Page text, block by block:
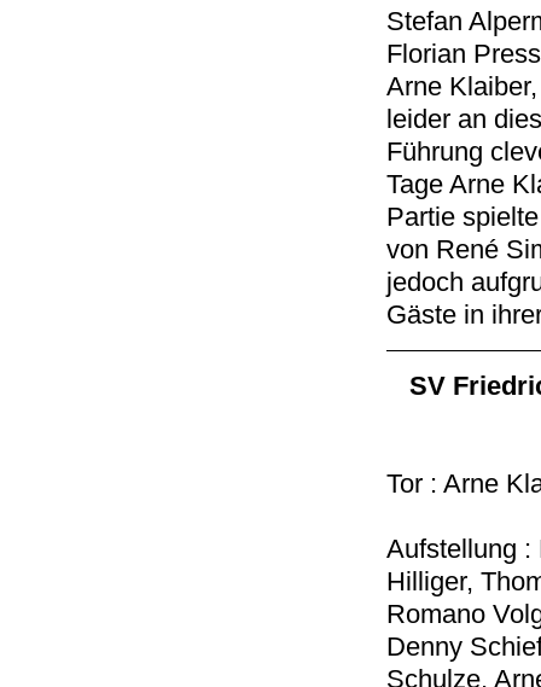
Stefan
Florian
Arne
leider an
Führung
Tage Arne
Partie
von René
jedoch
Gäste in
SV
Tor : Arne
Aufstellung :
Hilliger,
Romano
Denny
Schulze,